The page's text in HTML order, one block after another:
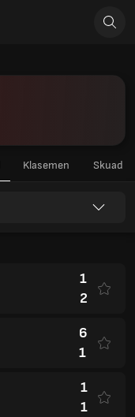
Klasemen Skuad
1
2
6
1
1
1